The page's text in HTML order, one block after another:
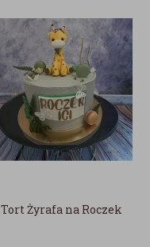
Tort Żyrafa na Roczek